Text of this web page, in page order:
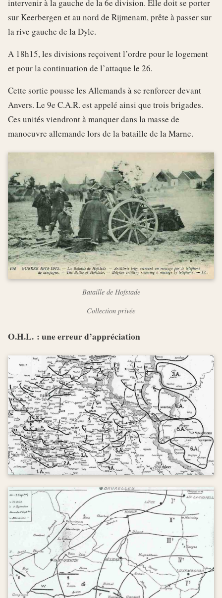
intervenir à la gauche de la 6e division. Elle doit se porter
sur Keerbergen et au nord de Rijmenam, prête à passer sur
la rive gauche de la Dyle.
A 18h15, les divisions reçoivent l’ordre pour le logement
et pour la continuation de l’attaque le 26.
Cette sortie pousse les Allemands à se renforcer devant
Anvers. Le 9e C.A.R. est appelé ainsi que trois brigades.
Ces unités viendront à manquer dans la masse de
manoeuvre allemande lors de la bataille de la Marne.
Bataille de Hofstade
Collection privée
O.H.L. : une erreur d’appréciation